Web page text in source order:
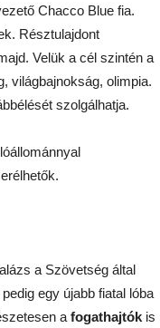
Chacco Blue fia.
Résztulajdont
Velük a cél szintén a
világbajnokság, olimpia.
szolgálhatja.
a Szövetség által
egy újabb fiatal lóba
a fogathajtók is